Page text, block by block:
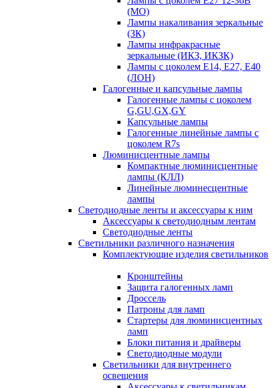
(МО)
Лампы накаливания зеркальные
(ЗК)
Лампы инфракрасные
зеркальные (ИКЗ, ИКЗК)
Лампы с цоколем Е14, Е27, Е40
(ЛОН)
Галогенные и капсульные лампы
Галогенные лампы с цоколем
G,GU,GX,GY
Капсульные лампы
Галогенные линейные лампы с
цоколем R7s
Люминисцентные лампы
Компактные люминисцентные
лампы (КЛЛ)
Линейные люминесцентные
лампы
Светодиодные ленты и аксессуары к ним
Аксессуары к светодиодным лентам
Светодиодные ленты
Светильники различного назначения
Комплектующие изделия светильников
Кронштейны
Защита галогенных ламп
Дроссель
Патроны для ламп
Стартеры для люминисцентных
ламп
Блоки питания и драйверы
Светодиодные модули
Светильники для внутреннего
освещения